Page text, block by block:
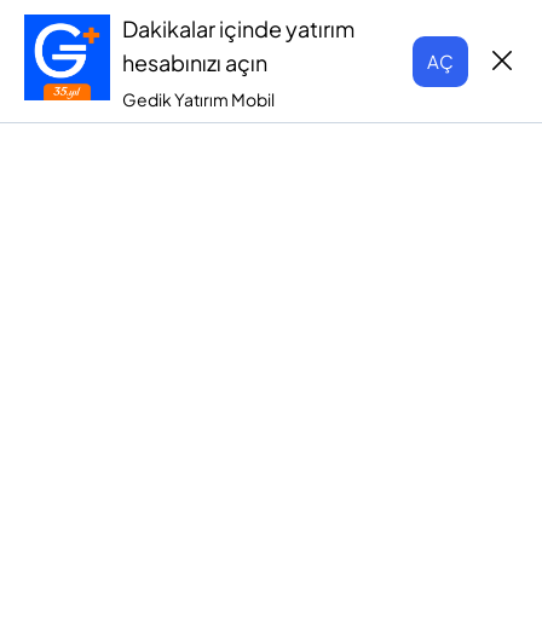
Dakikalar içinde yatırım
hesabınızı açın
Gedik Yatırım Mobil
AÇ